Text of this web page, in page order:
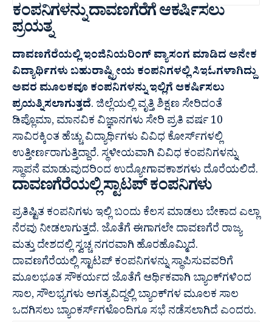
ಕಂಪನಿಗಳನ್ನು ದಾವಣಗೆರೆಗೆ ಆಕರ್ಷಿಸಲು
ಪ್ರಯತ್ನ
ದಾವಣಗೆರೆಯಲ್ಲಿ ಇಂಜಿನಿಯರಿಂಗ್ ವ್ಯಾಸಂಗ ಮಾಡಿದ ಅನೇಕ
ವಿದ್ಯಾರ್ಥಿಗಳು ಬಹುರಾಷ್ಟ್ರೀಯ ಕಂಪನಿಗಳಲ್ಲಿ ಸಿಇಓಗಳಾಗಿದ್ದು
ಅವರ ಮೂಲಕವೂ ಕಂಪನಿಗಳನ್ನು ಇಲ್ಲಿಗೆ ಆಕರ್ಷಿಸಲು
ಪ್ರಯತ್ನಿಸಲಾಗುತ್ತದೆ. ಜಿಲ್ಲೆಯಲ್ಲಿ ವೃತ್ತಿ ಶಿಕ್ಷಣ ಸೇರಿದಂತೆ
ಡಿಪ್ಲೊಮಾ, ಮಾನವಿಕ ವಿಜ್ಞಾನಗಳು ಸೇರಿ ಪ್ರತಿ ವರ್ಷ 10
ಸಾವಿರಕ್ಕಿಂತ ಹೆಚ್ಚು ವಿದ್ಯಾರ್ಥಿಗಳು ವಿವಿಧ ಕೋರ್ಸ್‍ಗಳಲ್ಲಿ
ಉತ್ತೀರ್ಣರಾಗುತ್ತಿದ್ದಾರೆ. ಸ್ಥಳೀಯವಾಗಿ ವಿವಿಧ ಕಂಪನಿಗಳನ್ನು
ಸ್ಥಾಪನೆ ಮಾಡುವುದರಿಂದ ಉದ್ಯೋಗಾವಕಾಶಗಳು ದೊರೆಯಲಿದೆ.
ದಾವಣಗೆರೆಯಲ್ಲಿ ಸ್ಟಾಟಪ್ ಕಂಪನಿಗಳು
ಪ್ರತಿಷ್ಟಿತ ಕಂಪನಿಗಳು ಇಲ್ಲಿ ಬಂದು ಕೆಲಸ ಮಾಡಲು ಬೇಕಾದ ಎಲ್ಲಾ
ನೆರವು ನೀಡಲಾಗುತ್ತದೆ. ಜೊತೆಗೆ ಈಗಾಗಲೇ ದಾವಣಗೆರೆ ರಾಜ್ಯ
ಮತ್ತು ದೇಶದಲ್ಲಿ ಸ್ವಚ್ಚ ನಗರವಾಗಿ ಹೊರಹೊಮ್ಮಿದೆ.
ದಾವಣಗೆರೆಯಲ್ಲಿ ಸ್ಟಾಟಪ್ ಕಂಪನಿಗಳನ್ನು ಸ್ಥಾಪಿಸುವವರಿಗೆ
ಮೂಲಭೂತ ಸೌಕರ್ಯದ ಜೊತೆಗೆ ಆರ್ಥಿಕವಾಗಿ ಬ್ಯಾಂಕ್‍ಗಳಿಂದ
ಸಾಲ, ಸೌಲಭ್ಯಗಳು ಅಗತ್ಯವಿದ್ದಲ್ಲಿ ಬ್ಯಾಂಕ್‍ಗಳ ಮೂಲಕ ಸಾಲ
ಒದಗಿಸಲು ಬ್ಯಾಂಕರ್ಸ್‍ಗಳೊಂದಿಗೂ ಸಭೆ ನಡೆಸಲಾಗಿದೆ ಎಂದರು.